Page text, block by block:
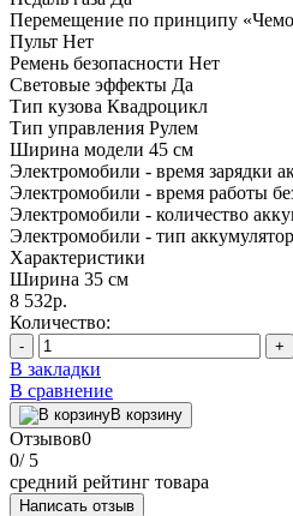
Перемещение по принципу
Пульт Нет
Ремень безопасности Нет
Световые эффекты Да
Тип кузова Квадроцикл
Тип управления Рулем
Ширина модели 45 см
Электромобили - время зарядки
Электромобили - время работы
Электромобили - количество
Электромобили - тип
Характеристики
Ширина 35 см
8 532р.
Количество:
- +
В закладки
В сравнение
В корзину
Отзывов0
0/ 5
средний рейтинг товара
Написать отзыв